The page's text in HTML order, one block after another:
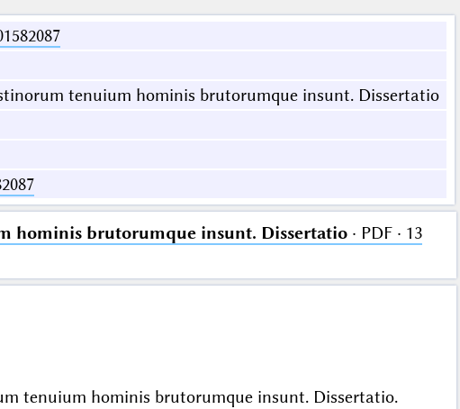
tenuium hominis brutorumque insunt. Dissertatio
hominis brutorumque insunt. Dissertatio· PDF · 13
tenuium hominis brutorumque insunt. Dissertatio.